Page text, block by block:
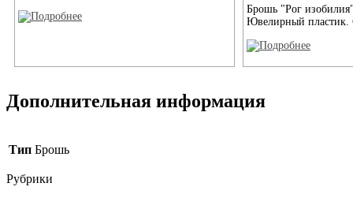
Брошь "Рог
Ювелирный
Дополнительная информация
Тип Брошь
Рубрики